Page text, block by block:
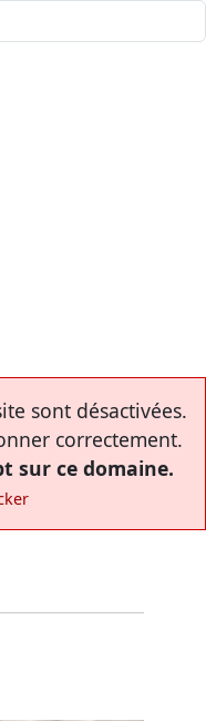
sont désactivées.
correctement.
sur ce domaine.